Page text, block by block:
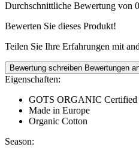
Durchschnittliche Bewertung von
Bewerten Sie dieses Produkt!
Teilen Sie Ihre Erfahrungen mit
Bewertung schreiben Bewertungen
Eigenschaften:
GOTS ORGANIC Certified
Made in Europe
Organic Cotton
Season: